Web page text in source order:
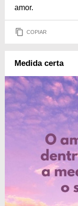
amor.
COPIAR
Medida certa